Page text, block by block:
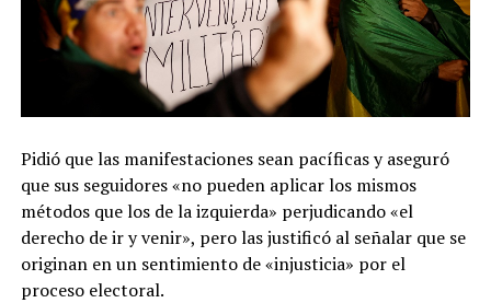
Pidió que las manifestaciones sean pacíficas y aseguró
que sus seguidores «no pueden aplicar los mismos
métodos que los de la izquierda» perjudicando «el
derecho de ir y venir», pero las justificó al señalar que se
originan en un sentimiento de «injusticia» por el
proceso electoral.